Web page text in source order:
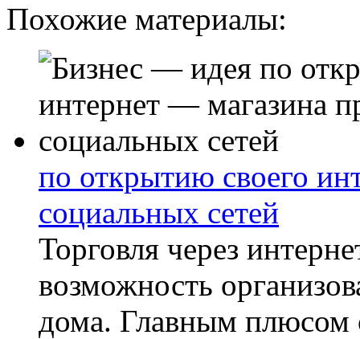
Похожие материалы:
по открытию своего
социальных сетей
Торговля через
возможность
дома. Главным плюсом